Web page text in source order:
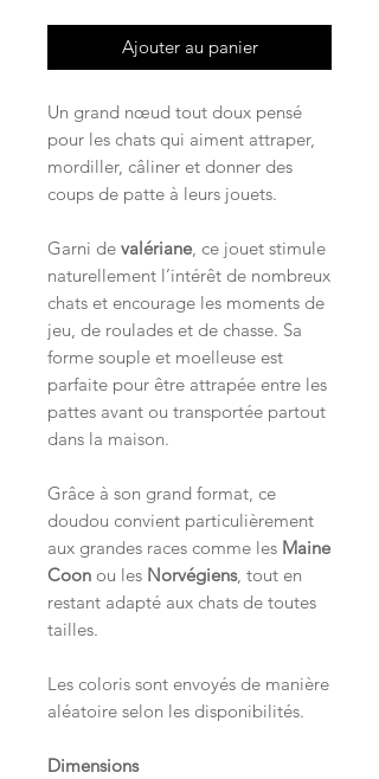
Ajouter au panier
Un grand nœud tout doux pensé
pour les chats qui aiment attraper,
mordiller, câliner et donner des
coups de patte à leurs jouets.
Garni de valériane, ce jouet stimule
naturellement l’intérêt de nombreux
chats et encourage les moments de
jeu, de roulades et de chasse. Sa
forme souple et moelleuse est
parfaite pour être attrapée entre les
pattes avant ou transportée partout
dans la maison.
Grâce à son grand format, ce
doudou convient particulièrement
aux grandes races comme les Maine
Coon ou les Norvégiens, tout en
restant adapté aux chats de toutes
tailles.
Les coloris sont envoyés de manière
aléatoire selon les disponibilités.
Dimensions